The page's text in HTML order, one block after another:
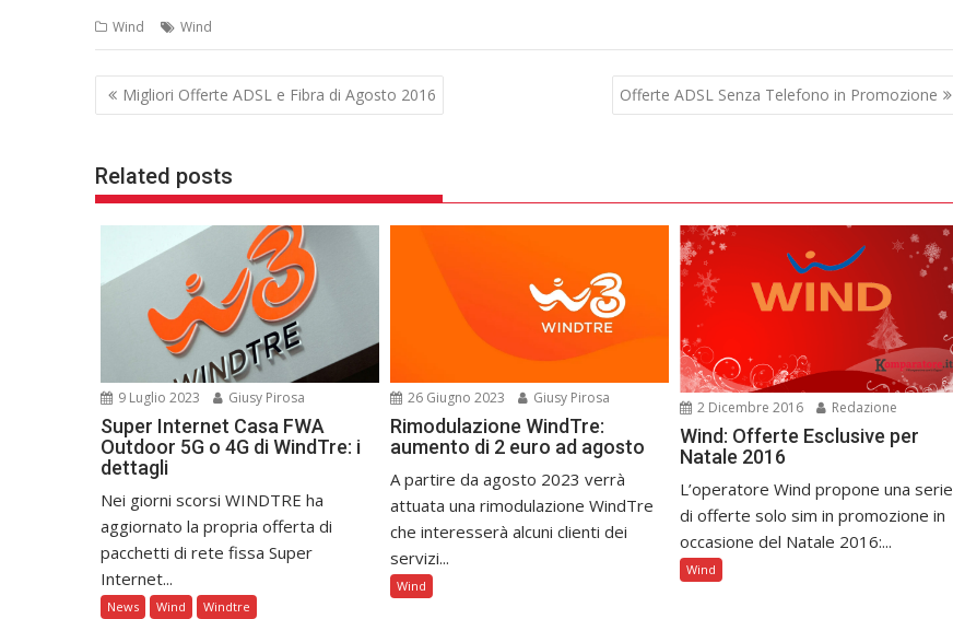
c
e
b
o
o
k
t
e
r
Wind Wind
Navigazione
articoli
Migliori Offerte ADSL e Fibra di Agosto 2016 Offerte ADSL Senza Telefono in Promozione
Related posts
9 Luglio 2023 Giusy Pirosa
Super Internet Casa FWA
Outdoor 5G o 4G di WindTre: i
dettagli
Nei giorni scorsi WINDTRE ha
aggiornato la propria offerta di
pacchetti di rete fissa Super
Internet...
News Wind Windtre
26 Giugno 2023 Giusy Pirosa
Rimodulazione WindTre:
aumento di 2 euro ad agosto
A partire da agosto 2023 verrà
attuata una rimodulazione WindTre
che interesserà alcuni clienti dei
servizi...
Wind
2 Dicembre 2016 Redazione
Wind: Offerte Esclusive per
Natale 2016
L’operatore Wind propone una serie
di offerte solo sim in promozione in
occasione del Natale 2016:...
Wind